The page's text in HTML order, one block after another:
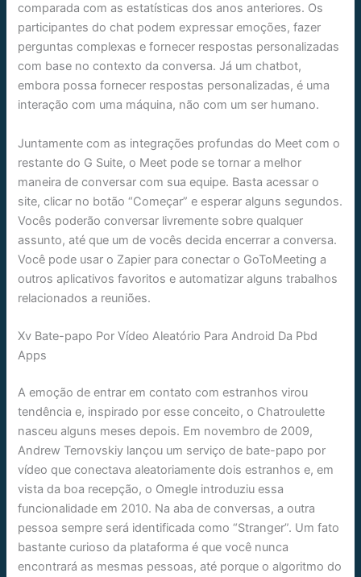
comparada com as estatísticas dos anos anteriores. Os
participantes do chat podem expressar emoções, fazer
perguntas complexas e fornecer respostas personalizadas
com base no contexto da conversa. Já um chatbot,
embora possa fornecer respostas personalizadas, é uma
interação com uma máquina, não com um ser humano.
Juntamente com as integrações profundas do Meet com o
restante do G Suite, o Meet pode se tornar a melhor
maneira de conversar com sua equipe. Basta acessar o
site, clicar no botão “Começar” e esperar alguns segundos.
Vocês poderão conversar livremente sobre qualquer
assunto, até que um de vocês decida encerrar a conversa.
Você pode usar o Zapier para conectar o GoToMeeting a
outros aplicativos favoritos e automatizar alguns trabalhos
relacionados a reuniões.
Xv Bate-papo Por Vídeo Aleatório Para Android Da Pbd
Apps
A emoção de entrar em contato com estranhos virou
tendência e, inspirado por esse conceito, o Chatroulette
nasceu alguns meses depois. Em novembro de 2009,
Andrew Ternovskiy lançou um serviço de bate-papo por
vídeo que conectava aleatoriamente dois estranhos e, em
vista da boa recepção, o Omegle introduziu essa
funcionalidade em 2010. Na aba de conversas, a outra
pessoa sempre será identificada como “Stranger”. Um fato
bastante curioso da plataforma é que você nunca
encontrará as mesmas pessoas, até porque o algoritmo do